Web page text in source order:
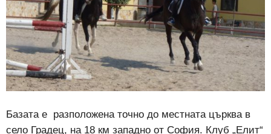
Базата е разположена точно до местната църква в
село Градец, на 18 км западно от София. Клуб „Елит“